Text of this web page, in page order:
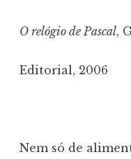
O relógio de Pascal,
Editorial, 2006
Nem só de